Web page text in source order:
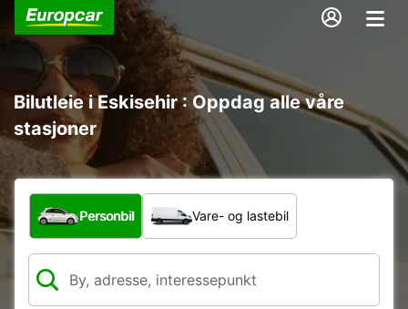
Bilutleie i Eskisehir : Oppdag alle våre
stasjoner
Hvilken type bil?
Personbil Vare- og lastebil